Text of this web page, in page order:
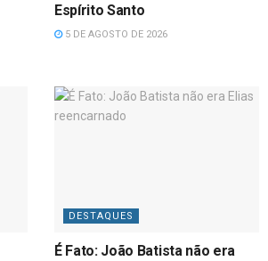
Espírito Santo
5 DE AGOSTO DE 2026
DESTAQUES
É Fato: João Batista não era